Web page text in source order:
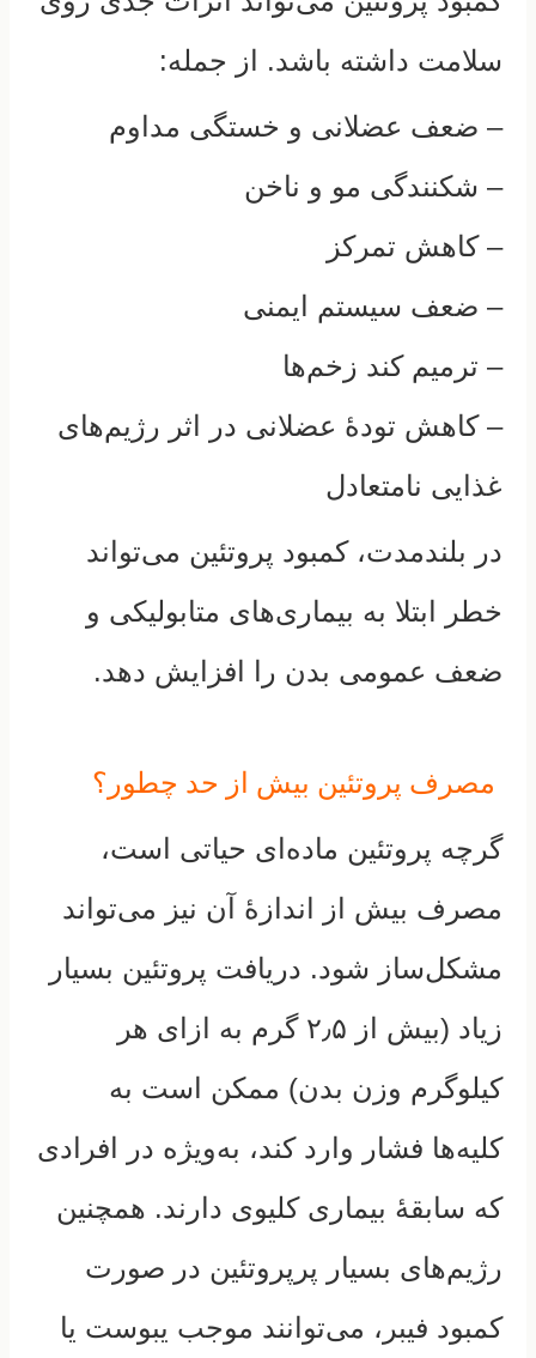
سلامت داشته باشد. از جمله:
– ضعف عضلانی و خستگی مداوم
– شکنندگی مو و ناخن
– کاهش تمرکز
– ضعف سیستم ایمنی
– ترمیم کند زخم‌ها
– کاهش تودهٔ عضلانی در اثر رژیم‌های
غذایی نامتعادل
در بلندمدت، کمبود پروتئین می‌تواند
خطر ابتلا به بیماری‌های متابولیکی و
ضعف عمومی بدن را افزایش دهد.
مصرف پروتئین بیش از حد چطور؟
گرچه پروتئین ماده‌ای حیاتی است،
مصرف بیش از اندازهٔ آن نیز می‌تواند
مشکل‌ساز شود. دریافت پروتئین بسیار
زیاد (بیش از ۲٫۵ گرم به ازای هر
کیلوگرم وزن بدن) ممکن است به
کلیه‌ها فشار وارد کند، به‌ویژه در افرادی
که سابقهٔ بیماری کلیوی دارند. همچنین
رژیم‌های بسیار پرپروتئین در صورت
کمبود فیبر، می‌توانند موجب یبوست یا